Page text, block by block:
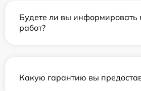
Будете ли вы информировать
работ?
Какую гарантию вы